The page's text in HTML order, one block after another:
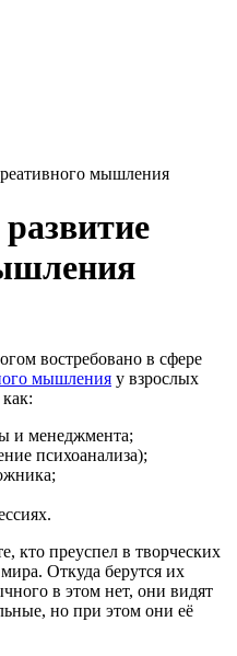
мышления
востребовано в сфере
мышления у взрослых
и менеджмента;
психоанализа);
кто преуспел в творческих
Откуда берутся их
в этом нет, они видят
но при этом они её